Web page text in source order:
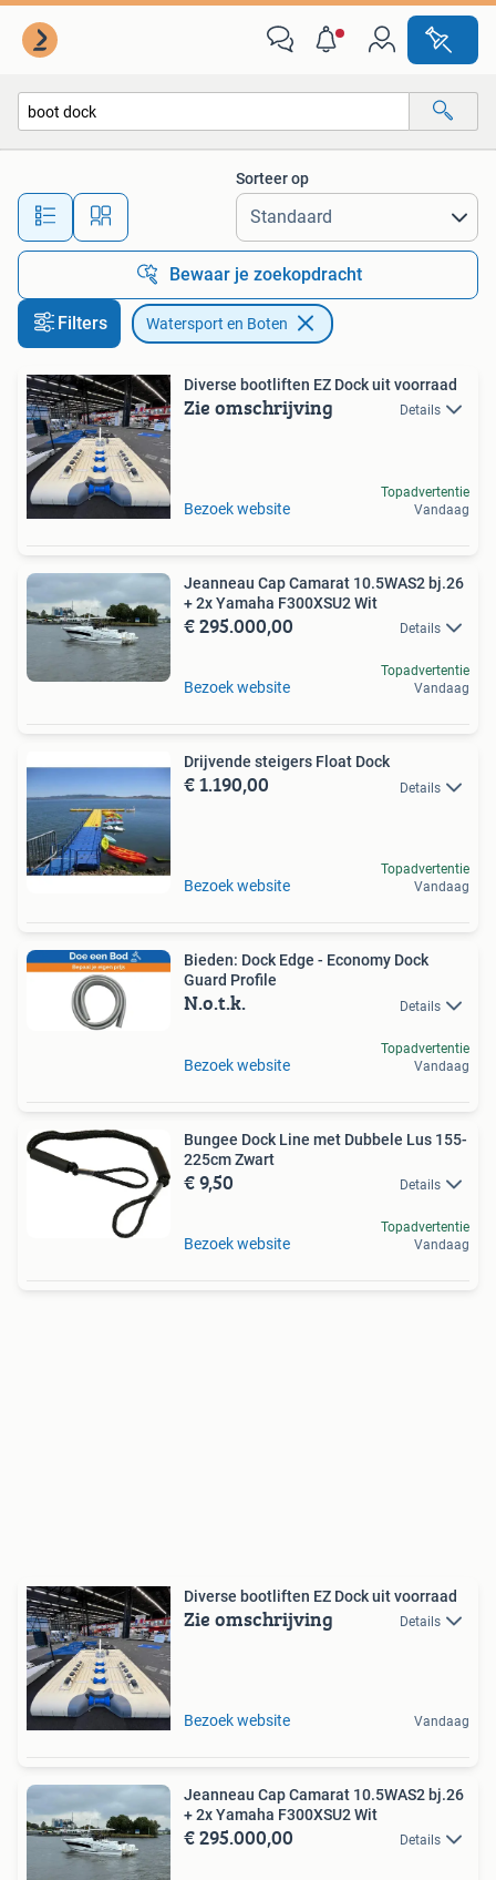
Alle afstanden…
Sorteer op
Bewaar je zoekopdracht
Filters Watersport en Boten
Diverse bootliften EZ Dock uit voorraad
Zie omschrijving Details
Bezoek website
Topadvertentie
Vandaag
Jeanneau Cap Camarat 10.5WAS2 bj.26
+ 2x Yamaha F300XSU2 Wit
€ 295.000,00 Details
Bezoek website
Topadvertentie
Vandaag
Drijvende steigers Float Dock
€ 1.190,00 Details
Bezoek website
Topadvertentie
Vandaag
Bieden: Dock Edge - Economy Dock
Guard Profile
N.o.t.k. Details
Bezoek website
Topadvertentie
Vandaag
Bungee Dock Line met Dubbele Lus 155-
225cm Zwart
€ 9,50 Details
Bezoek website
Topadvertentie
Vandaag
Diverse bootliften EZ Dock uit voorraad
Zie omschrijving Details
Bezoek website Vandaag
Jeanneau Cap Camarat 10.5WAS2 bj.26
+ 2x Yamaha F300XSU2 Wit
€ 295.000,00 Details